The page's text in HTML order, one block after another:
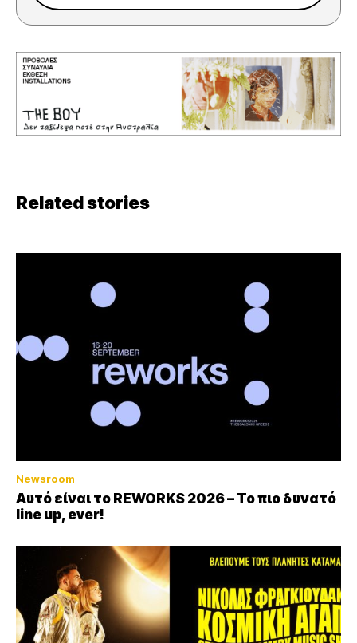
Related stories
Newsroom
Αυτό είναι το REWORKS 2026 – Το πιο δυνατό
line up, ever!